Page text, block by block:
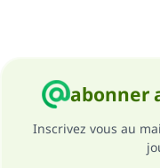
abonner
Inscrivez vous au